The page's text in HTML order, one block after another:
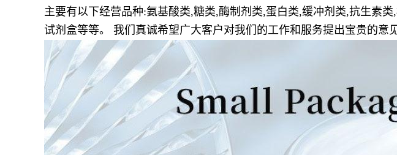
主要有以下经营品种:氨基酸类,糖类,酶制剂类,蛋白类,缓冲剂类,抗生素
试剂盒等等。 我们真诚希望广大客户对我们的工作和服务提出宝贵的意